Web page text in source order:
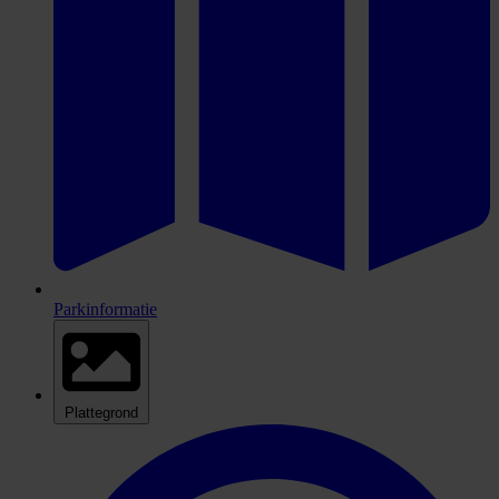
Parkinformatie
Plattegrond